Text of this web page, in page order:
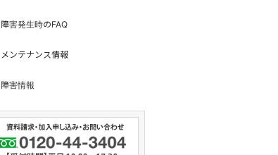
障害発生時のFAQ
メンテナンス情報
障害情報